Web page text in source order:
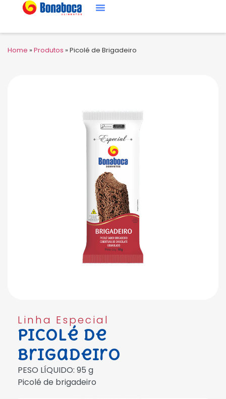
Home »Produtos »Picolé de Brigadeiro
Linha Especial
Picolé de
Brigadeiro
PESO LÍQUIDO: 95 g
Picolé de brigadeiro